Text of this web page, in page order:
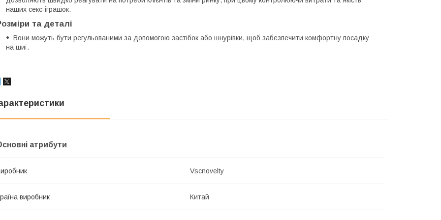
наших секс-іграшок.
та деталі
Вони можуть бути регульованими за допомогою застібок або шнурівки, щоб забезпечити комфортну посадку
на шиї.
атрибути
Vscnovelty
виробник Китай